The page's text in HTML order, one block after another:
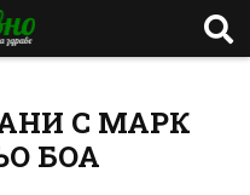
С МАРК
БОА